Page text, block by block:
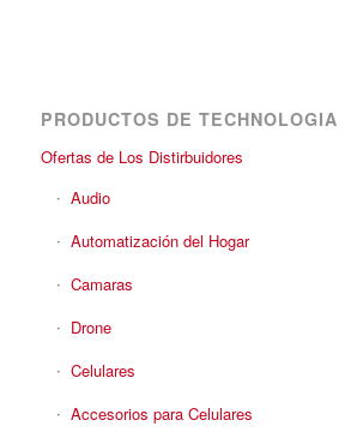
PRODUCTOS DE TECHNOLOGIA
Ofertas de Los Distirbuidores
Audio
Automatización del Hogar
Camaras
Drone
Celulares
Accesorios para Celulares